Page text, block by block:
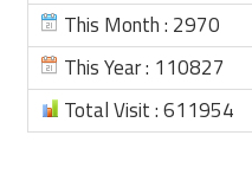
This Month : 2970
This Year : 110827
Total Visit : 611954